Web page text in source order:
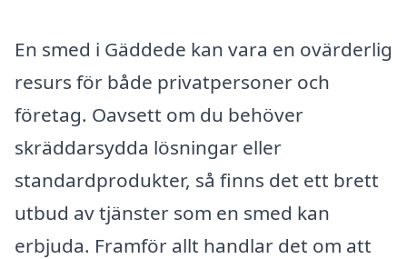
En smed i Gäddede kan vara en ovärderlig
resurs för både privatpersoner och
företag. Oavsett om du behöver
skräddarsydda lösningar eller
standardprodukter, så finns det ett brett
utbud av tjänster som en smed kan
erbjuda. Framför allt handlar det om att